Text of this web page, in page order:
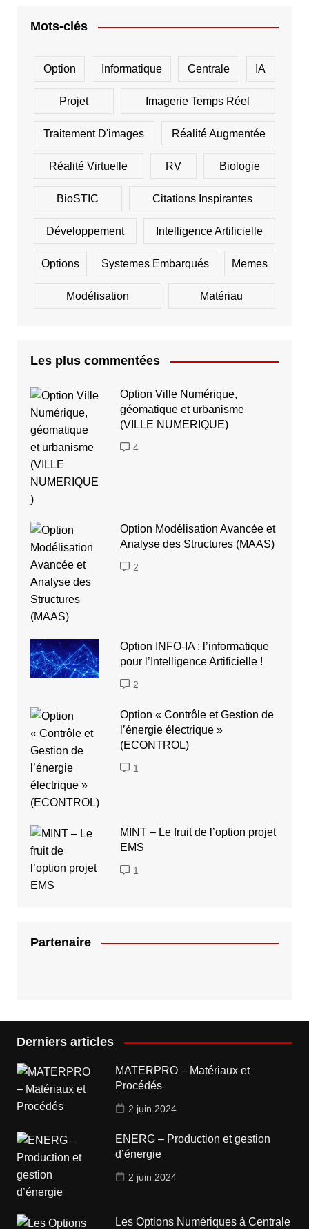
Mots-clés
Option Informatique Centrale IA
Projet Imagerie Temps Réel
Traitement D'images Réalité Augmentée
Réalité Virtuelle RV Biologie
BioSTIC Citations Inspirantes
Développement Intelligence Artificielle
Options Systemes Embarqués Memes
Modélisation Matériau
Les plus commentées
Option Ville Numérique,
géomatique et urbanisme
(VILLE NUMERIQUE)
4
Option Modélisation Avancée et
Analyse des Structures (MAAS)
2
Option INFO-IA : l’informatique
pour l’Intelligence Artificielle !
2
Option « Contrôle et Gestion de
l’énergie électrique »
(ECONTROL)
1
MINT – Le fruit de l’option projet
EMS
1
Partenaire
Derniers articles
MATERPRO – Matériaux et
Procédés
2 juin 2024
ENERG – Production et gestion
d’énergie
2 juin 2024
Les Options Numériques à Centrale